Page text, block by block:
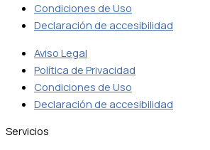
Condiciones de Uso
Declaración de accesibilidad
Aviso Legal
Política de Privacidad
Condiciones de Uso
Declaración de accesibilidad
Servicios